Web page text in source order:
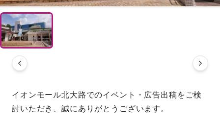
イオンモール北大路でのイベント・広告出稿をご検
討いただき、誠にありがとうございます。